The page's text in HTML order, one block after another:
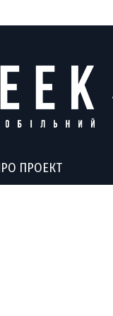
ПРОЕКТ